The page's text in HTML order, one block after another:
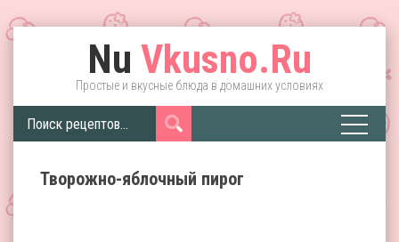
Nu Vkusno.Ru
Простые и вкусные блюда в домашних условиях
Творожно-яблочный пирог